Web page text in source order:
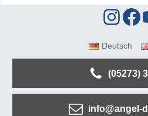
Deutsch
(05273)
info@angel-